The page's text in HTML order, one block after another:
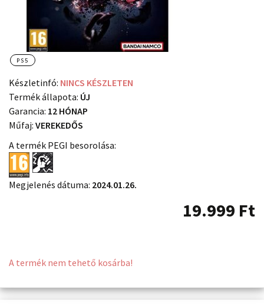
PS5
Készletinfó: NINCS KÉSZLETEN
Termék állapota: ÚJ
Garancia: 12 HÓNAP
Műfaj: VEREKEDŐS
A termék PEGI besorolása:
Megjelenés dátuma: 2024.01.26.
19.999 Ft
A termék nem tehető kosárba!